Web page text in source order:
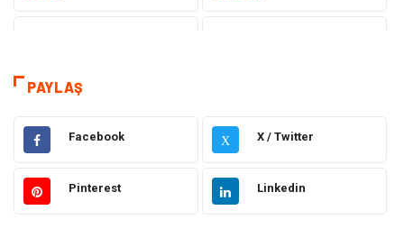
Tanıtıcı Reklam
Dekorasyon Elektrik Elektronik
Ulaşım ve Taşımacılık Alışveriş
PAYLAŞ
Facebook X X / Twitter
Pinterest Linkedin